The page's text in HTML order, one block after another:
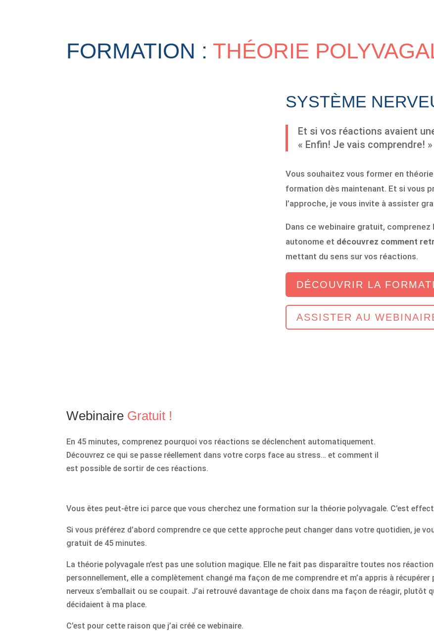
FORMATION : THÉORIE
SYSTÈME
Et si vos réactions avaient
« Enfin! Je vais comprendre! »
Vous souhaitez vous former en
formation dès maintenant. Et si vous
l’approche, je vous invite à assister
Dans ce webinaire gratuit,
autonome et découvrez comment
mettant du sens sur vos réactions.
DÉCOUVRIR LA
ASSISTER AU
Webinaire Gratuit !
En 45 minutes, comprenez pourquoi vos réactions se déclenchent automatiquement.
Découvrez ce qui se passe réellement dans votre corps face au stress… et comment il
est possible de sortir de ces réactions.
Vous êtes peut-être ici parce que vous cherchez une formation sur la théorie polyvagale. C’est
Si vous préférez d’abord comprendre ce que cette approche peut changer dans votre quotidien, je
gratuit de 45 minutes.
La théorie polyvagale n’est pas une solution magique. Elle ne fait pas disparaître toutes nos
personnellement, elle a complètement changé ma façon de me comprendre et m’a appris à
nerveux s’emballait ou se coupait. J’ai retrouvé davantage de choix dans ma façon de réagir, plutôt
décidaient à ma place.
C’est pour cette raison que j’ai créé ce webinaire.